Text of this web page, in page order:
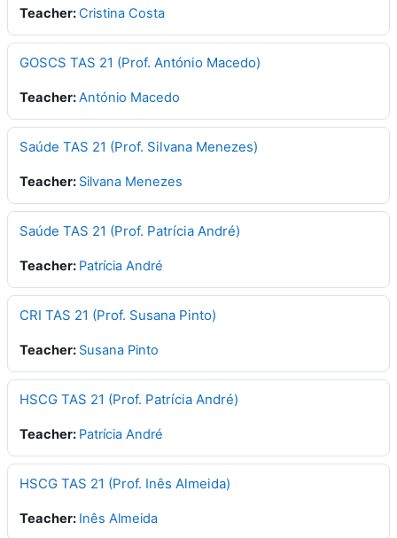
Teacher:Cristina Costa
GOSCS TAS 21 (Prof. António Macedo)
Teacher:António Macedo
Saúde TAS 21 (Prof. Silvana Menezes)
Teacher: Silvana Menezes
Saúde TAS 21 (Prof. Patrícia André)
Teacher: Patrícia André
CRI TAS 21 (Prof. Susana Pinto)
Teacher: Susana Pinto
HSCG TAS 21 (Prof. Patrícia André)
Teacher: Patrícia André
HSCG TAS 21 (Prof. Inês Almeida)
Teacher: Inês Almeida